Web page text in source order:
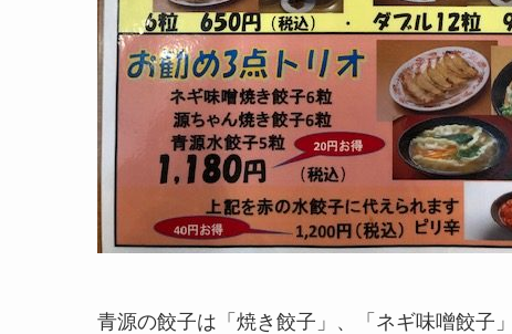
青源の餃子は「焼き餃子」、「ネギ味噌餃子